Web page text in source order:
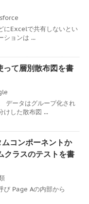
にExcelで共有しないとい
ションは ...
て層別散布図を書
データはグループ化され
けした散布図 ...
コンポーネントか
クラスのテストを書
び Page Aの内部から